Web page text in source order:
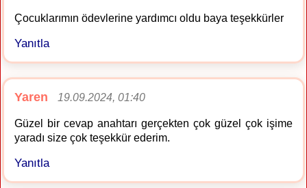
Çocuklarımın ödevlerine yardımcı oldu baya teşekkürler
Yanıtla
Yaren 19.09.2024, 01:40
Güzel bir cevap anahtarı gerçekten çok güzel çok işime
yaradı size çok teşekkür ederim.
Yanıtla